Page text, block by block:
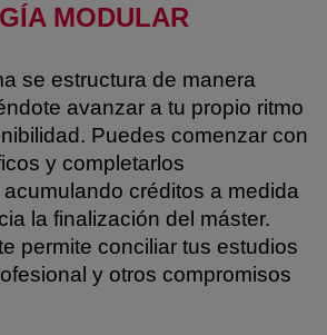
MODULAR
se estructura de manera
avanzar a tu propio ritmo
Puedes comenzar con
y completarlos
créditos a medida
la finalización del máster.
permite conciliar tus estudios
y otros compromisos